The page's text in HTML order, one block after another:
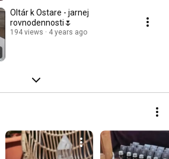
Oltár k Ostare - jarnej
rovnodennosti🌷
194 views 4 years ago